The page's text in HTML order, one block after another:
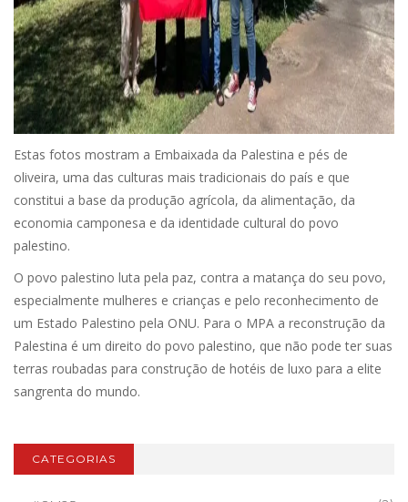
Estas fotos mostram a Embaixada da Palestina e pés de
oliveira, uma das culturas mais tradicionais do país e que
constitui a base da produção agrícola, da alimentação, da
economia camponesa e da identidade cultural do povo
palestino.
O povo palestino luta pela paz, contra a matança do seu povo,
especialmente mulheres e crianças e pelo reconhecimento de
um Estado Palestino pela ONU. Para o MPA a reconstrução da
Palestina é um direito do povo palestino, que não pode ter suas
terras roubadas para construção de hotéis de luxo para a elite
sangrenta do mundo.
CATEGORIAS